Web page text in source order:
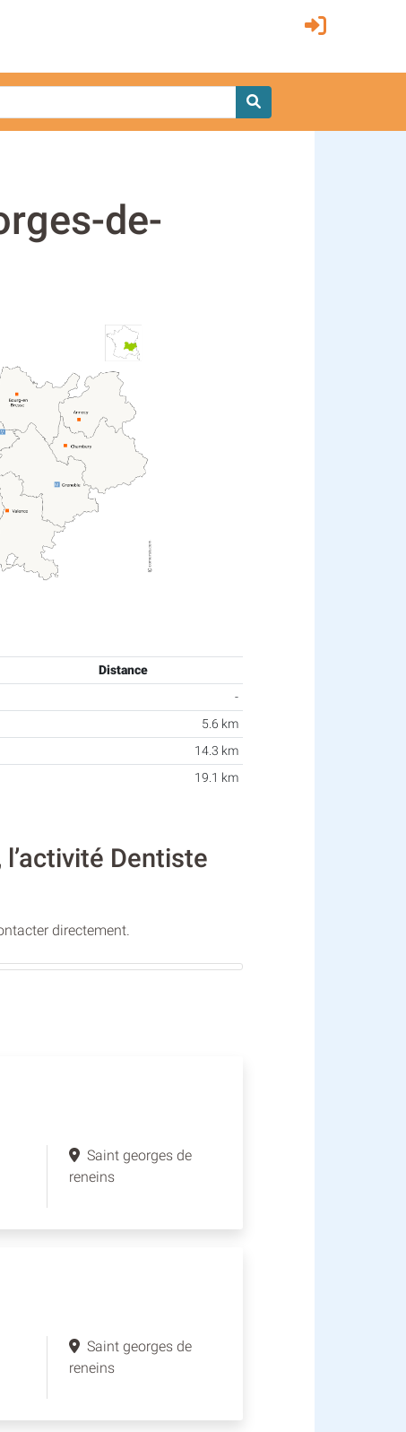
de-
Distance
-
5.6 km
14.3 km
19.1 km
Dentiste
directement.
Saint georges de
reneins
Saint georges de
reneins